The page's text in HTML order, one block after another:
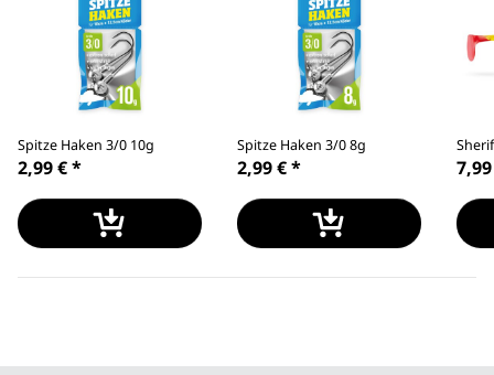
Spitze Haken 3/0 10g
2,99 €*
Spitze Haken 3/0 8g
2,99 €*